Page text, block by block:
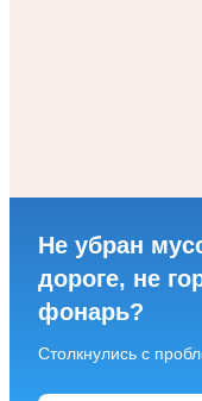
Не убран
дороге, не
фонарь?
Столкнулись с